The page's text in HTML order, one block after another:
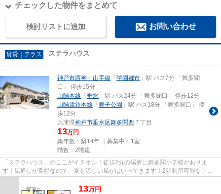
チェックした物件をまとめて
検討リストに追加 お問い合わせ
賃貸｜テラス ステラハウス
神戸市西神・山手線 「 学園都市 」駅 バス7分 「舞多聞
口」 停歩15分
山陽本線 「 垂水 」駅 バス24分 「舞多聞口」 停歩12分
山陽電鉄本線 「 舞子公園 」駅 バス18分 「舞多聞口」 停
歩12分
兵庫県神戸市垂水区舞多聞西 ７丁目
13万円
築年数：築14年 ｜募集中： 1室
階数：2階建
「ステラハウス」のここがイチオシ！徒歩2分の場所に舞多聞小学校がありま
す！風通しが良好なので、夏も涼しい風がはいってきます！2駅利用可能なアク
13万円